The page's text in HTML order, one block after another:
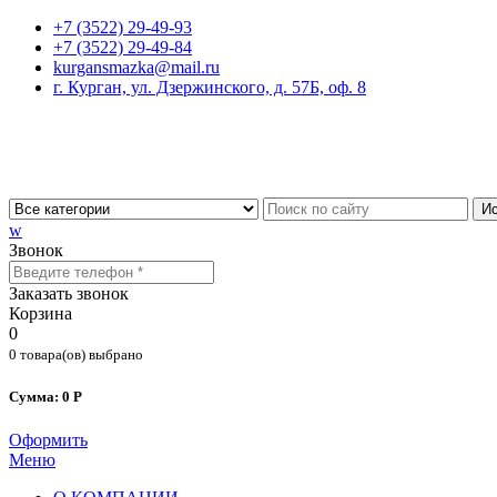
+7 (3522) 29-49-93
+7 (3522) 29-49-84
kurgansmazka@mail.ru
г. Курган, ул. Дзержинского, д. 57Б, оф. 8
w
Звонок
Заказать звонок
Корзина
0
0 товара(ов) выбрано
Сумма: 0 Р
Оформить
Меню